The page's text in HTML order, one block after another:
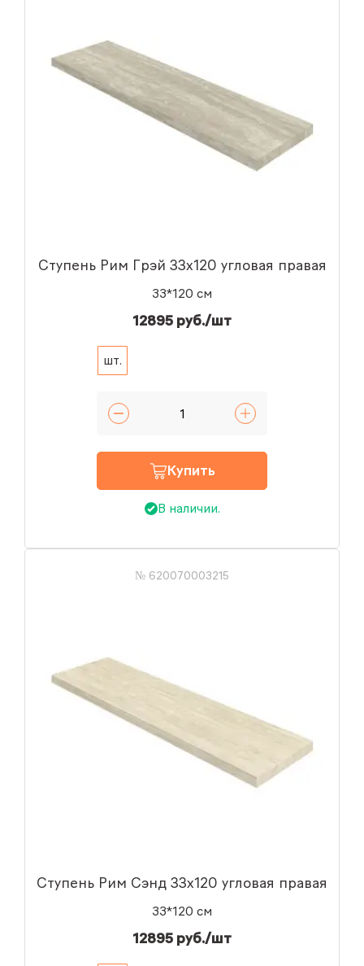
Ступень Рим Грэй 33x120 угловая правая
33*120 см
12895 руб./шт
шт.
Купить
В наличии.
№ 620070003215
Ступень Рим Сэнд 33x120 угловая правая
33*120 см
12895 руб./шт